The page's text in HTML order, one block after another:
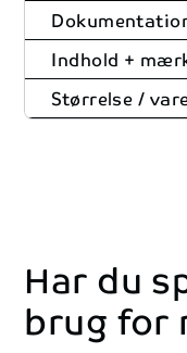
Indhold +
Størrelse /
Har du
brug for